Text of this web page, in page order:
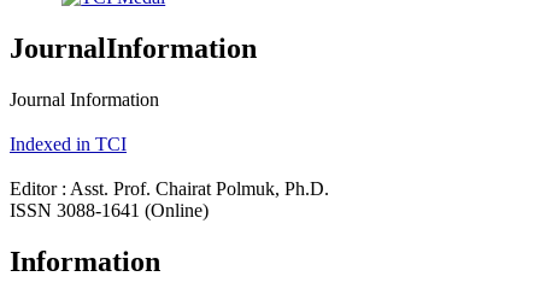
JournalInformation
Journal Information
Indexed in TCI
Editor : Asst. Prof. Chairat Polmuk, Ph.D.
ISSN 3088-1641 (Online)
Information